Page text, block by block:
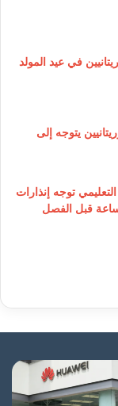
في عيد المولد
يتوجه إلى
توجه إنذارات
موظفاً وتمنح مهلة 72 ساعة قبل الفصل